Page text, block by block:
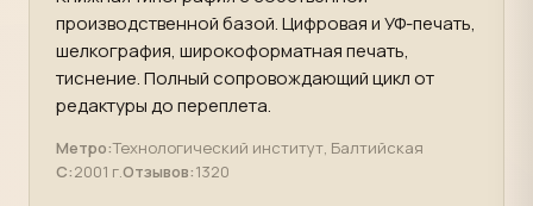
производственной базой. Цифровая и УФ-печать,
шелкография, широкоформатная печать,
тиснение. Полный сопровождающий цикл от
редактуры до переплета.
Метро:Технологический институт, Балтийская
С:2001 г.Отзывов:1320